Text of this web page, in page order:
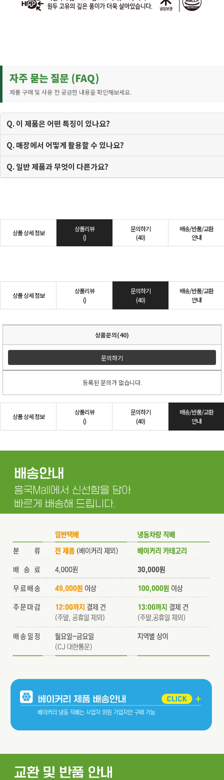
자주 묻는 질문 (FAQ)
제품 구매 및 사용 전 궁금한 내용을 확인해보세요.
Q. 이 제품은 어떤 특징이 있나요?
Q. 매장에서 어떻게 활용할 수 있나요?
Q. 일반 제품과 무엇이 다른가요?
상품 상세 정보
상품리뷰
()
문의하기
(40)
배송/반품/교환
안내
상품 상세 정보
상품리뷰
()
문의하기
(40)
배송/반품/교환
안내
상품문의(40)
문의하기
등록된 문의가 없습니다.
상품 상세 정보
상품리뷰
()
문의하기
(40)
배송/반품/교환
안내